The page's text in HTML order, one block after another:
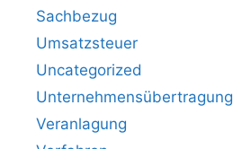
Sachbezug
Umsatzsteuer
Uncategorized
Unternehmensübertragung
Veranlagung